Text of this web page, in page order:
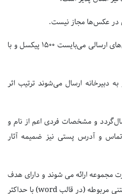
در عکس‌ها مجاز نیست.
* حداکثر سایز ضلع بزرگ عکس‌های ارسالی می‌بایست ۱۵۰۰ پیکسل و با
ارسال می‌شوند ترتیب اثر
و مشخصات فردی اعم از نام و
تماس و آدرس پستی نیز ضمیمه آثار
ارائه می شوند و دارای هدف
و دیدگاه خاصی می باشد، فایل متنی مربوطه (در قالب word) با حداکثر